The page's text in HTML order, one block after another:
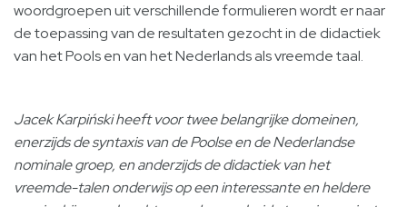
woordgroepen uit verschillende formulieren wordt er naar
de toepassing van de resultaten gezocht in de didactiek
van het Pools en van het Nederlands als vreemde taal.
Jacek Karpiński heeft voor twee belangrijke domeinen,
enerzijds de syntaxis van de Poolse en de Nederlandse
nominale groep, en anderzijds de didactiek van het
vreemde-talen onderwijs op een interessante en heldere